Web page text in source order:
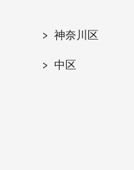
神奈川区
中区